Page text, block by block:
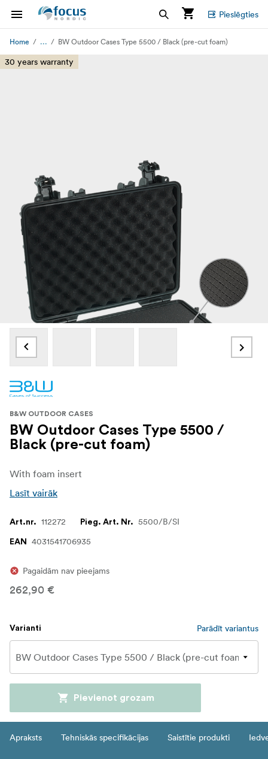
Pieslēgties
Home ... BW Outdoor Cases Type 5500 / Black (pre-cut foam)
30 years warranty
B&W OUTDOOR CASES
BW Outdoor Cases Type 5500 /
Black (pre-cut foam)
With foam insert
Lasīt vairāk
Art.nr. 112272 Pieg. Art. Nr. 5500/B/SI
EAN 4031541706935
Pagaidām nav pieejams
262,90 €
Varianti Parādīt variantus
Pievienot grozam
Apraksts Tehniskās specifikācijas Saistītie produkti